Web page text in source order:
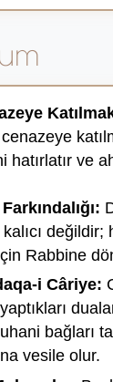
hatırlatır ve
değildir;
Rabbine
i Câriye:
bağları
vesile olur.